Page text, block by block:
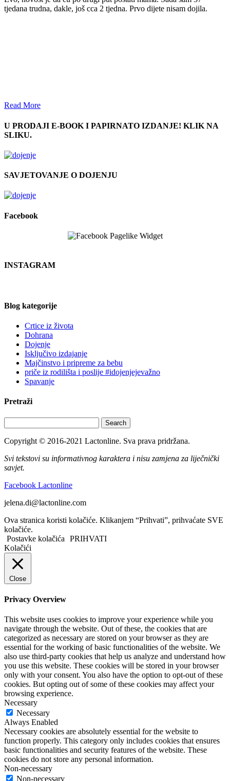
tjedana trudna, dakle, još cca 2 tjedna. Prvo dijete nisam dojila.
Read More
U PRODAJI E-BOOK I PAPIRNATO IZDANJE! KLIK NA
SLIKU.
SAVJETOVANJE O DOJENJU
Facebook
INSTAGRAM
Blog kategorije
Crtice iz života
Dohrana
Dojenje
Isključivo izdajanje
Majčinstvo i pripreme za bebu
priče iz rodilišta i poslije #idojenjejevažno
Spavanje
Pretraži
Search
Copyright © 2016-2021 Lactonline. Sva prava pridržana.
Svi tekstovi su informativnog karaktera i nisu zamjena za liječnički
savjet.
Facebook Lactonline
jelena.di@lactonline.com
Ova stranica koristi kolačiće. Klikanjem “Prihvati”, prihvaćate SVE
kolačiće.
Postavke kolačića
PRIHVATI
Kolačići
Close
Privacy Overview
This website uses cookies to improve your experience while you
navigate through the website. Out of these, the cookies that are
categorized as necessary are stored on your browser as they are
essential for the working of basic functionalities of the website. We
also use third-party cookies that help us analyze and understand how
you use this website. These cookies will be stored in your browser
only with your consent. You also have the option to opt-out of these
cookies. But opting out of some of these cookies may affect your
browsing experience.
Necessary
Necessary
Always Enabled
Necessary cookies are absolutely essential for the website to
function properly. This category only includes cookies that ensures
basic functionalities and security features of the website. These
cookies do not store any personal information.
Non-necessary
Non-necessary